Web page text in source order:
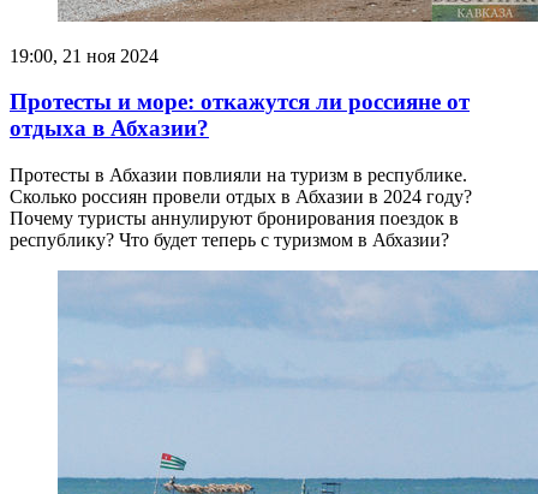
19:00, 21 ноя 2024
Протесты и море: откажутся ли россияне от
отдыха в Абхазии?
Протесты в Абхазии повлияли на туризм в республике.
Сколько россиян провели отдых в Абхазии в 2024 году?
Почему туристы аннулируют бронирования поездок в
республику? Что будет теперь с туризмом в Абхазии?